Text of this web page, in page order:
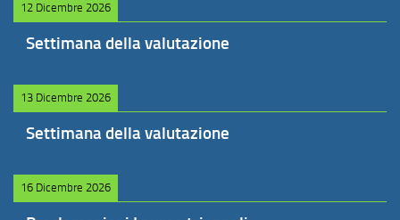
12 Dicembre 2026
Settimana della valutazione
13 Dicembre 2026
Settimana della valutazione
16 Dicembre 2026